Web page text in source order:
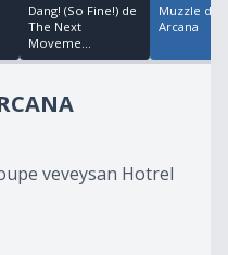
Dang! (So Fine!) de
The Next
Moveme...
Muzzle
Arcana
veveysan Hotrel